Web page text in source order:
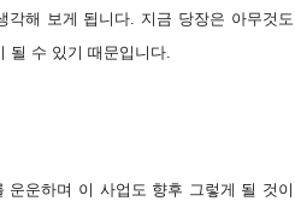
해 보게 됩니다. 지금 당장은 아무것도
될 수 있기 때문입니다.
운운하며 이 사업도 향후 그렇게 될 것이